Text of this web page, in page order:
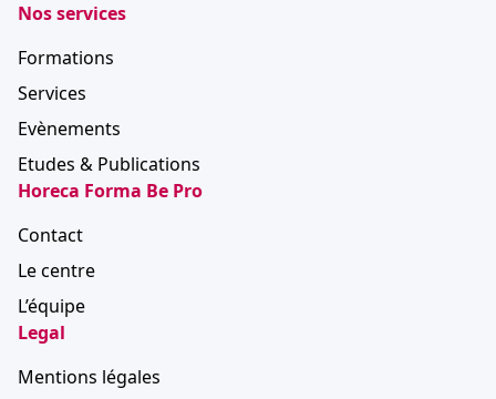
Nos services
Formations
Services
Evènements
Etudes & Publications
Horeca Forma Be Pro
Contact
Le centre
L’équipe
Legal
Mentions légales